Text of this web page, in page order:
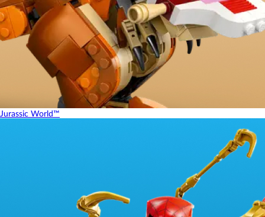
Jurassic World™